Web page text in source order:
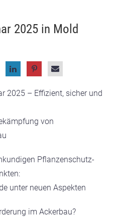
2025 in Mold
2025 – Effizient, sicher und
von
Pflanzenschutz-
unter neuen Aspekten
im Ackerbau?